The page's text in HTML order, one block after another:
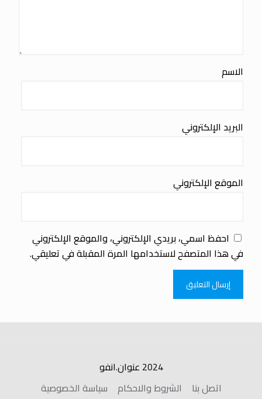
الاسم
البريد الإلكتروني
الموقع الإلكتروني
احفظ اسمي، بريدي الإلكتروني، والموقع الإلكتروني
في هذا المتصفح لاستخدامها المرة المقبلة في تعليقي.
2024 عنوان.انفو
اتصل بنا
الشروط والاحكام سياسة الخصوصية